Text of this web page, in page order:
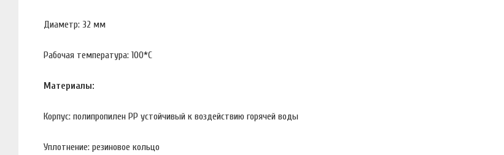
Диаметр: 32 мм
Рабочая температура: 100*С
Материалы:
Корпус: полипропилен PP устойчивый к воздействию горячей воды
Уплотнение: резиновое кольцо